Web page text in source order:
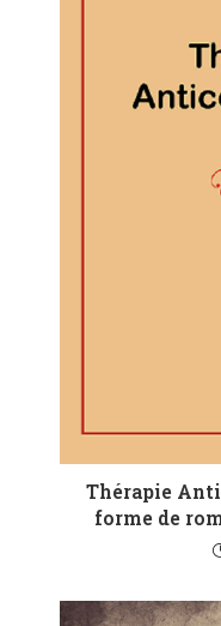
Thérapie
forme de